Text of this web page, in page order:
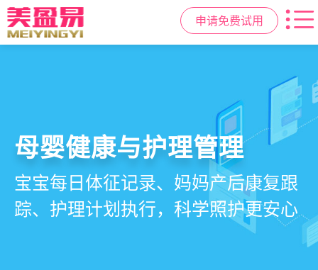
申请免费试用
智慧月子中心管理系统
一站式解决月子中心入住、护理、
餐饮、会员、财务、营销全流程管
理
母婴健康与护理管理
宝宝每日体征记录、妈妈产后康复跟
踪、护理计划执行，科学照护更安心
房态与预约管理
在线选房、预约入住、智能排房、资
源调度，提升入住率与客户满意度
会员营销与智能锁客
会员积分、套餐定制、精准营销、客
户关怀，提升复购与转介绍